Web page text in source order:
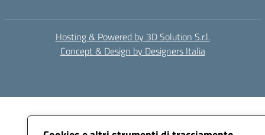
Hosting & Powered by 3D Solution S.r.l.
Concept & Design by Designers Italia